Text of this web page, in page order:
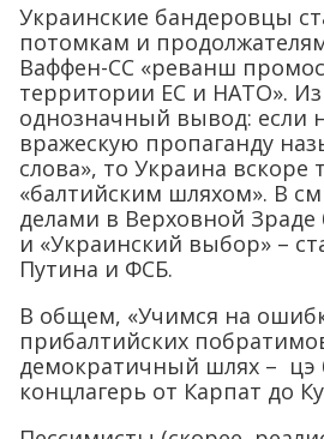
Украинские бандеровцы
потомкам и
Ваффен-СС «реванш
территории ЕС и НАТО». Из
однозначный вывод: если
вражескую пропаганду
слова», то Украина вскоре
«балтийским шляхом». В
делами в Верховной Зраде
и «Украинский выбор» –
Путина и ФСБ.
В общем, «Учимся на
прибалтийских
демократичный шлях – цэ
концлагерь от Карпат до